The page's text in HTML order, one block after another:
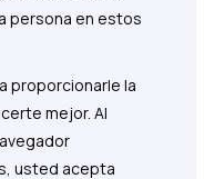
persona en estos
proporcionarle la
mejor. Al
usted acepta